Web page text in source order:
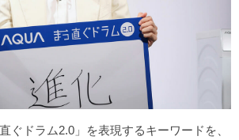
ぐドラム2.0」を表現するキーワードを、